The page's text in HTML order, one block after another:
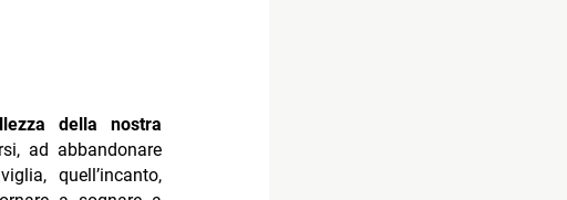
della nostra
ad abbandonare
quell’incanto,